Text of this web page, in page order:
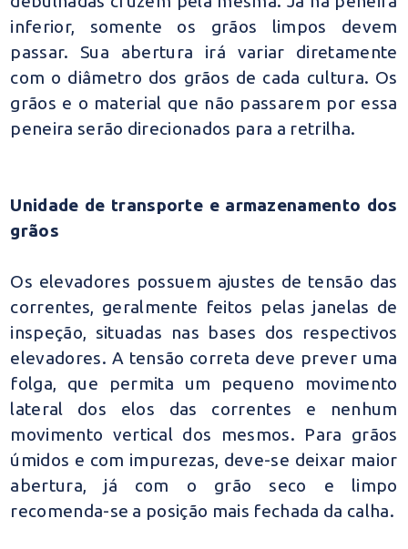
inferior, somente os grãos limpos devem
passar. Sua abertura irá variar diretamente
com o diâmetro dos grãos de cada cultura. Os
grãos e o material que não passarem por essa
peneira serão direcionados para a retrilha.
Unidade de transporte e armazenamento dos
grãos
Os elevadores possuem ajustes de tensão das
correntes, geralmente feitos pelas janelas de
inspeção, situadas nas bases dos respectivos
elevadores. A tensão correta deve prever uma
folga, que permita um pequeno movimento
lateral dos elos das correntes e nenhum
movimento vertical dos mesmos. Para grãos
úmidos e com impurezas, deve-se deixar maior
abertura, já com o grão seco e limpo
recomenda-se a posição mais fechada da calha.